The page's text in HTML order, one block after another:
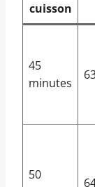
cuisson
45
minutes
50